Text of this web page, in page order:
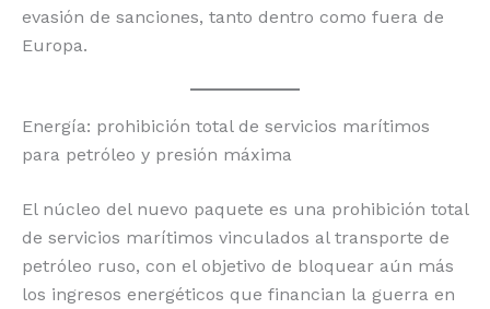
evasión de sanciones, tanto dentro como fuera de
Europa.
Energía: prohibición total de servicios marítimos
para petróleo y presión máxima
El núcleo del nuevo paquete es una prohibición total
de servicios marítimos vinculados al transporte de
petróleo ruso, con el objetivo de bloquear aún más
los ingresos energéticos que financian la guerra en